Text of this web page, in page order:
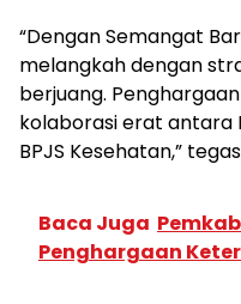
“Dengan Semangat
melangkah dengan
berjuang.
kolaborasi erat antara
BPJS Kesehatan,”
Baca Juga
Penghargaan